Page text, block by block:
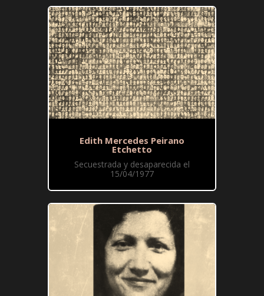
Edith Mercedes Peirano
Etchetto
Secuestrada y desaparecida el
15/04/1977